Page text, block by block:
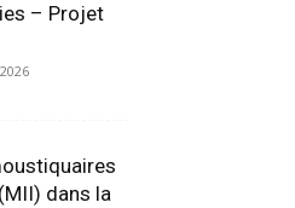
– Projet
dans la